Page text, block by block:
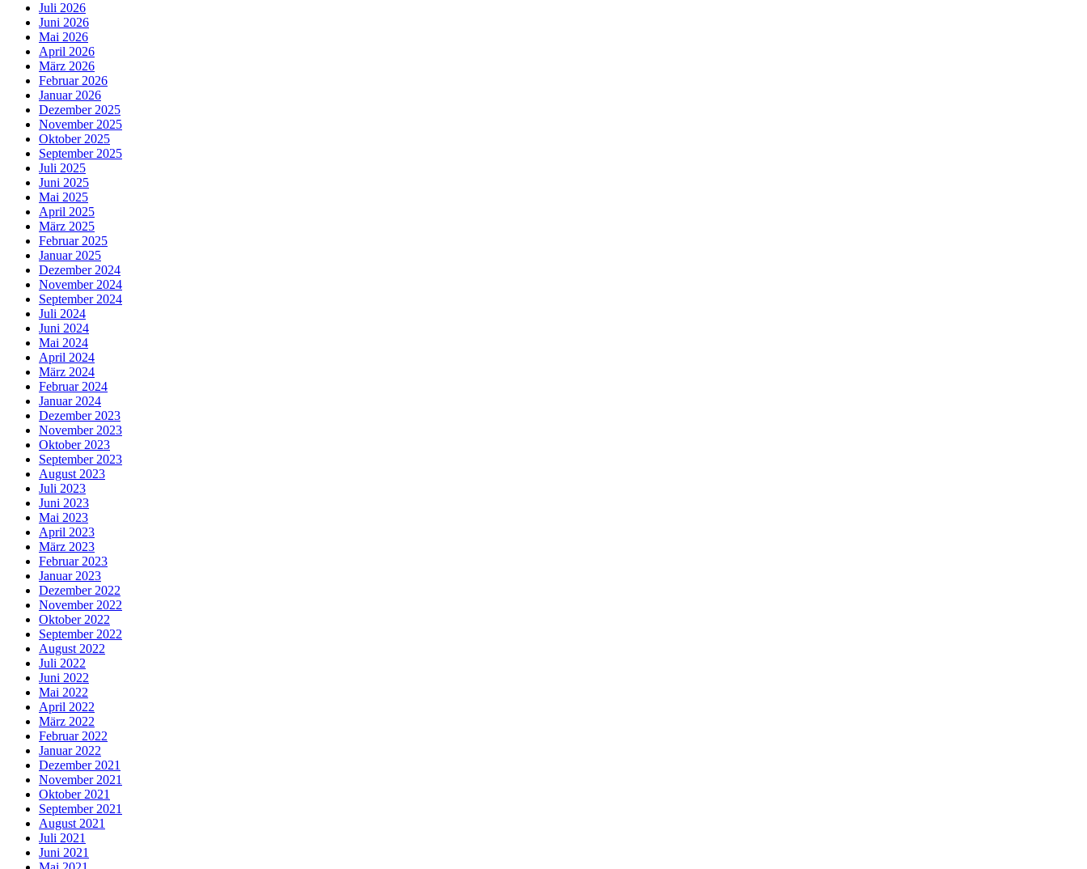
Juli 2026
Juni 2026
Mai 2026
April 2026
März 2026
Februar 2026
Januar 2026
Dezember 2025
November 2025
Oktober 2025
September 2025
Juli 2025
Juni 2025
Mai 2025
April 2025
März 2025
Februar 2025
Januar 2025
Dezember 2024
November 2024
September 2024
Juli 2024
Juni 2024
Mai 2024
April 2024
März 2024
Februar 2024
Januar 2024
Dezember 2023
November 2023
Oktober 2023
September 2023
August 2023
Juli 2023
Juni 2023
Mai 2023
April 2023
März 2023
Februar 2023
Januar 2023
Dezember 2022
November 2022
Oktober 2022
September 2022
August 2022
Juli 2022
Juni 2022
Mai 2022
April 2022
März 2022
Februar 2022
Januar 2022
Dezember 2021
November 2021
Oktober 2021
September 2021
August 2021
Juli 2021
Juni 2021